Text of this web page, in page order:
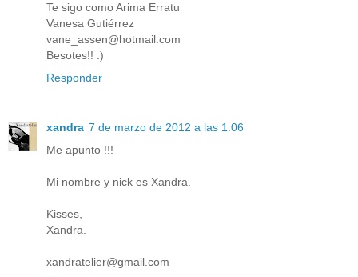
Te sigo como Arima Erratu
Vanesa Gutiérrez
vane_assen@hotmail.com
Besotes!! :)
Responder
xandra 7 de marzo de 2012 a las 1:06
Me apunto !!!
Mi nombre y nick es Xandra.
Kisses,
Xandra.
xandratelier@gmail.com